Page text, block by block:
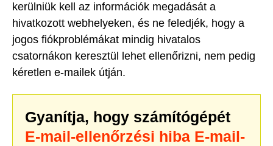
kerülniük kell az információk megadását a
hivatkozott webhelyeken, és ne feledjék, hogy a
jogos fiókproblémákat mindig hivatalos
csatornákon keresztül lehet ellenőrizni, nem pedig
kéretlen e-mailek útján.
Gyanítja, hogy számítógépét
E-mail-ellenőrzési hiba E-mail-